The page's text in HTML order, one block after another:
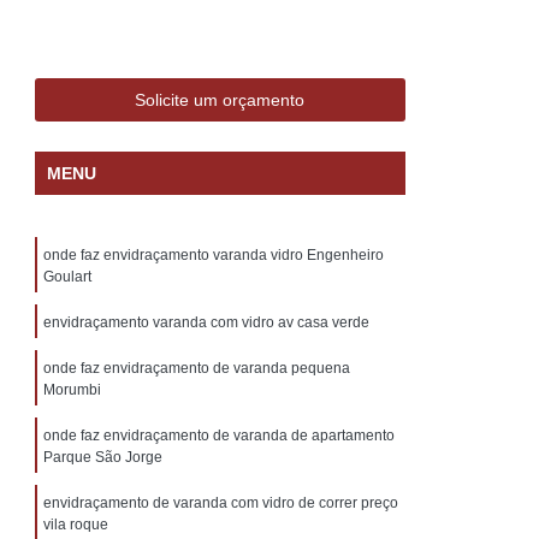
Cobertura de Vidro área Externa
Cobertura de Vidro Temperado
Cobertura com Vidro
de Vidro para Corredor
para Corredor Externo
Cobertura de Vidro para Pergolado
Entrada
Cobertura de Vidro para Quintal
Cobertura em Vidro Temperado
para Terraços
Cortina de Vidro
Solicite um orçamento
MENU
onde faz envidraçamento varanda vidro Engenheiro
Goulart
envidraçamento varanda com vidro av casa verde
onde faz envidraçamento de varanda pequena
Morumbi
onde faz envidraçamento de varanda de apartamento
Parque São Jorge
envidraçamento de varanda com vidro de correr preço
vila roque